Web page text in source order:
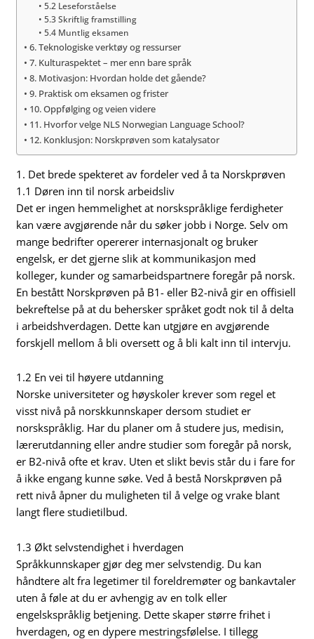
5.2 Leseforståelse
5.3 Skriftlig framstilling
5.4 Muntlig eksamen
6. Teknologiske verktøy og ressurser
7. Kulturaspektet – mer enn bare språk
8. Motivasjon: Hvordan holde det gående?
9. Praktisk om eksamen og frister
10. Oppfølging og veien videre
11. Hvorfor velge NLS Norwegian Language School?
12. Konklusjon: Norskprøven som katalysator
1. Det brede spekteret av fordeler ved å ta Norskprøven
1.1 Døren inn til norsk arbeidsliv
Det er ingen hemmelighet at norskspråklige ferdigheter
kan være avgjørende når du søker jobb i Norge. Selv om
mange bedrifter opererer internasjonalt og bruker
engelsk, er det gjerne slik at kommunikasjon med
kolleger, kunder og samarbeidspartnere foregår på norsk.
En bestått Norskprøven på B1- eller B2-nivå gir en offisiell
bekreftelse på at du behersker språket godt nok til å delta
i arbeidshverdagen. Dette kan utgjøre en avgjørende
forskjell mellom å bli oversett og å bli kalt inn til intervju.
1.2 En vei til høyere utdanning
Norske universiteter og høyskoler krever som regel et
visst nivå på norskkunnskaper dersom studiet er
norskspråklig. Har du planer om å studere jus, medisin,
lærerutdanning eller andre studier som foregår på norsk,
er B2-nivå ofte et krav. Uten et slikt bevis står du i fare for
å ikke engang kunne søke. Ved å bestå Norskprøven på
rett nivå åpner du muligheten til å velge og vrake blant
langt flere studietilbud.
1.3 Økt selvstendighet i hverdagen
Språkkunnskaper gjør deg mer selvstendig. Du kan
håndtere alt fra legetimer til foreldremøter og bankavtaler
uten å føle at du er avhengig av en tolk eller
engelskspråklig betjening. Dette skaper større frihet i
hverdagen, og en dypere mestringsfølelse. I tillegg